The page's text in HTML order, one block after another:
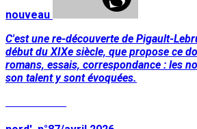
nouveau
C'est une re-découverte de Pigault-
début du XIXe siècle, que propose ce
romans, essais, correspondance : les
son talent y sont évoquées.